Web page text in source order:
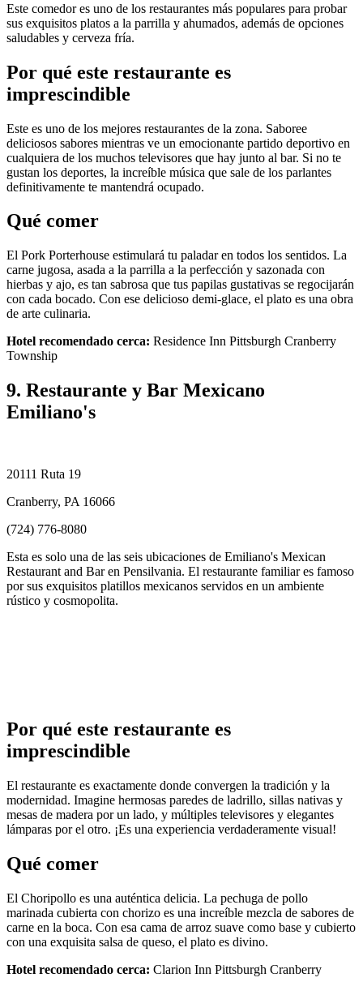
Este comedor es uno de los restaurantes más populares para probar
sus exquisitos platos a la parrilla y ahumados, además de opciones
saludables y cerveza fría.
Por qué este restaurante es
imprescindible
Este es uno de los mejores restaurantes de la zona. Saboree
deliciosos sabores mientras ve un emocionante partido deportivo en
cualquiera de los muchos televisores que hay junto al bar. Si no te
gustan los deportes, la increíble música que sale de los parlantes
definitivamente te mantendrá ocupado.
Qué comer
El Pork Porterhouse estimulará tu paladar en todos los sentidos. La
carne jugosa, asada a la parrilla a la perfección y sazonada con
hierbas y ajo, es tan sabrosa que tus papilas gustativas se regocijarán
con cada bocado. Con ese delicioso demi-glace, el plato es una obra
de arte culinaria.
Hotel recomendado cerca: Residence Inn Pittsburgh Cranberry
Township
9. Restaurante y Bar Mexicano
Emiliano's
20111 Ruta 19
Cranberry, PA 16066
(724) 776-8080
Esta es solo una de las seis ubicaciones de Emiliano's Mexican
Restaurant and Bar en Pensilvania. El restaurante familiar es famoso
por sus exquisitos platillos mexicanos servidos en un ambiente
rústico y cosmopolita.
Por qué este restaurante es
imprescindible
El restaurante es exactamente donde convergen la tradición y la
modernidad. Imagine hermosas paredes de ladrillo, sillas nativas y
mesas de madera por un lado, y múltiples televisores y elegantes
lámparas por el otro. ¡Es una experiencia verdaderamente visual!
Qué comer
El Choripollo es una auténtica delicia. La pechuga de pollo
marinada cubierta con chorizo ​​es una increíble mezcla de sabores de
carne en la boca. Con esa cama de arroz suave como base y cubierto
con una exquisita salsa de queso, el plato es divino.
Hotel recomendado cerca: Clarion Inn Pittsburgh Cranberry